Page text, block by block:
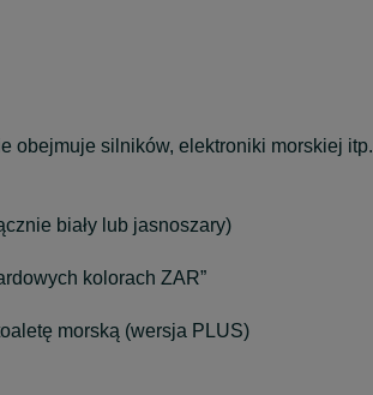
obejmuje silników, elektroniki morskiej itp.
biały lub jasnoszary)
kolorach ZAR”
morską (wersja PLUS)